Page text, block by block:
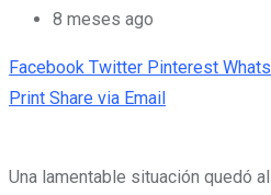
8 meses ago
Facebook Twitter Pinterest
Print Share via Email
Una lamentable situación quedó